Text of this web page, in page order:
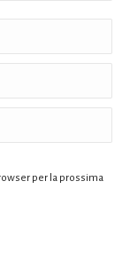
per la prossima